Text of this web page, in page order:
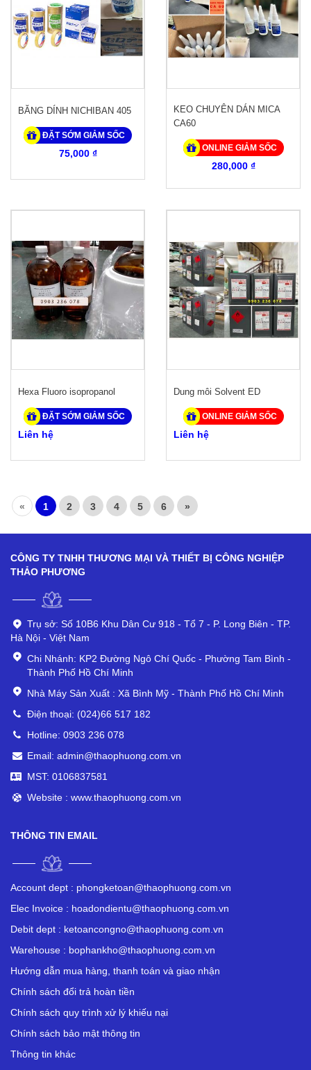
BĂNG DÍNH NICHIBAN 405
ĐẶT SỚM GIẢM SỐC
75,000 ₫
KEO CHUYÊN DÁN MICA
CA60
ONLINE GIẢM SỐC
280,000 ₫
Hexa Fluoro isopropanol
ĐẶT SỚM GIẢM SỐC
Liên hệ
Dung môi Solvent ED
ONLINE GIẢM SỐC
Liên hệ
« 1 2 3 4 5 6 »
CÔNG TY TNHH THƯƠNG MẠI VÀ THIẾT BỊ CÔNG NGHIỆP
THẢO PHƯƠNG
Trụ sở: Số 10B6 Khu Dân Cư 918 - Tổ 7 - P. Long Biên - TP.
Hà Nội - Việt Nam
Chi Nhánh: KP2 Đường Ngô Chí Quốc - Phường Tam Bình -
Thành Phố Hồ Chí Minh
Nhà Máy Sản Xuất : Xã Bình Mỹ - Thành Phố Hồ Chí Minh
Điện thoại: (024)66 517 182
Hotline: 0903 236 078
Email: admin@thaophuong.com.vn
MST: 0106837581
Website : www.thaophuong.com.vn
THÔNG TIN EMAIL
Account dept : phongketoan@thaophuong.com.vn
Elec Invoice : hoadondientu@thaophuong.com.vn
Debit dept : ketoancongno@thaophuong.com.vn
Warehouse : bophankho@thaophuong.com.vn
Hướng dẫn mua hàng, thanh toán và giao nhận
Chính sách đổi trả hoàn tiền
Chính sách quy trình xử lý khiếu nại
Chính sách bảo mật thông tin
Thông tin khác